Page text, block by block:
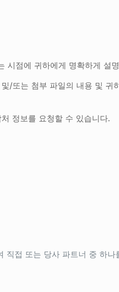
시점에 귀하에게 명확하게 설
/또는 첨부 파일의 내용 및 귀
정보를 요청할 수 있습니다.
접 또는 당사 파트너 중 하나